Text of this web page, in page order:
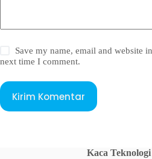
Save my name, email and website
next time I comment.
Kirim Komentar
Kaca Teknologi